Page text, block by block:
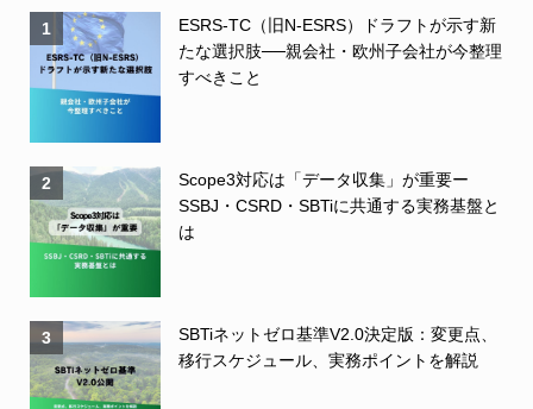
1
ESRS-TC（旧N-ESRS）ドラフトが示す新
たな選択肢──親会社・欧州子会社が今整理
すべきこと
2
Scope3対応は「データ収集」が重要ー
SSBJ・CSRD・SBTiに共通する実務基盤と
は
3
SBTiネットゼロ基準V2.0決定版：変更点、
移行スケジュール、実務ポイントを解説